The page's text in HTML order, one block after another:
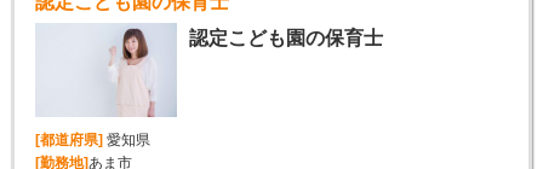
認定こども園の保育士
[都道府県] 愛知県
[勤務地]あま市